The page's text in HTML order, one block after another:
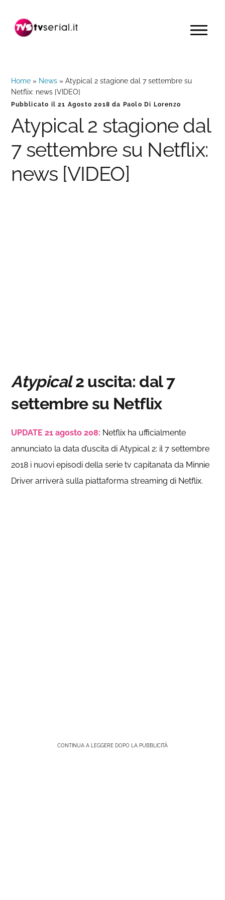
navigazione
contenuto
barra
MENU
Home » News »Atypical 2 stagione dal 7 settembre su
Netflix: news [VIDEO]
Pubblicato il21 Agosto 2018 da Paolo Di Lorenzo
Atypical 2 stagione dal
7 settembre su Netflix:
news [VIDEO]
Atypical2 uscita: dal 7
settembre su Netflix
UPDATE 21 agosto 208: Netflix ha ufficialmente
annunciato la data d’uscita di Atypical 2: il 7 settembre
2018 i nuovi episodi della serie tv capitanata da Minnie
Driver arriverà sulla piattaforma streaming di Netflix.
CONTINUA A LEGGERE DOPO LA PUBBLICITÀ